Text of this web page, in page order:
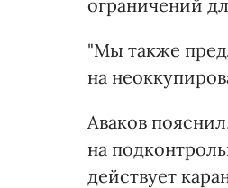
ограничений
"Мы также
на
Аваков
на
действует